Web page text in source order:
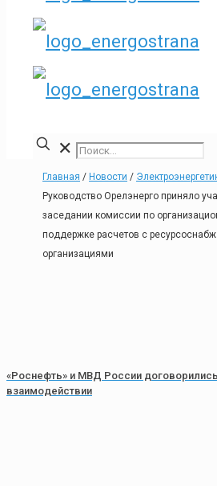
✕
Главная / Новости /
Руководство Орелэнерго приняло
заседании комиссии по
поддержке расчетов с
организациями
«Роснефть» и МВД России
взаимодействии